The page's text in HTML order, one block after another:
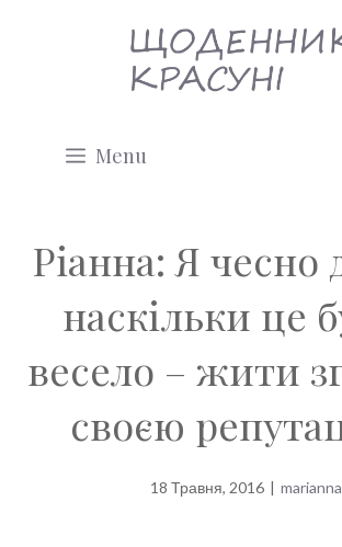
Menu
Ріанна: Я чесно
наскільки це
весело – жити
своєю
18 Травня, 2016 | marianna